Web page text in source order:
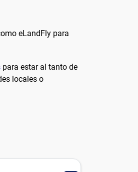
eLandFly para
para estar al tanto de
locales o